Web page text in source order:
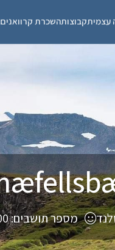
עצמיתקבוצותהשכרת קרוואנים
מספר תושבים: 1,700